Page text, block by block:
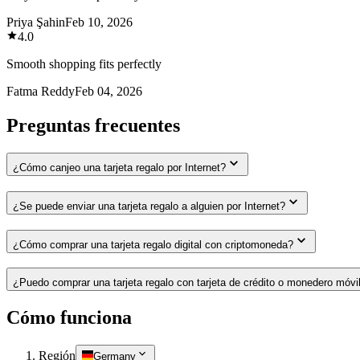
Priya ŞahinFeb 10, 2026
4.0
Smooth shopping fits perfectly
Fatma ReddyFeb 04, 2026
Preguntas frecuentes
¿Cómo canjeo una tarjeta regalo por Internet?
¿Se puede enviar una tarjeta regalo a alguien por Internet?
¿Cómo comprar una tarjeta regalo digital con criptomoneda?
¿Puedo comprar una tarjeta regalo con tarjeta de crédito o monedero
Cómo funciona
Región Germany